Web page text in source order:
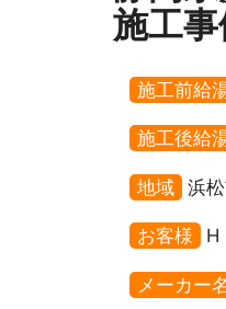
施工事
施工前給
施工後給
地域 浜
お客様 H
メーカー